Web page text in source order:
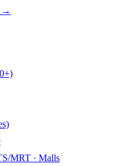
→
MRT · Malls